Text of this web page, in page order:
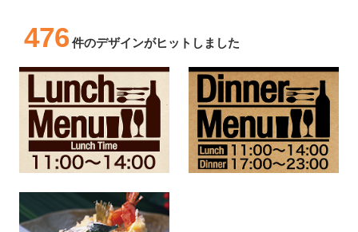
476 件のデザインがヒットしました